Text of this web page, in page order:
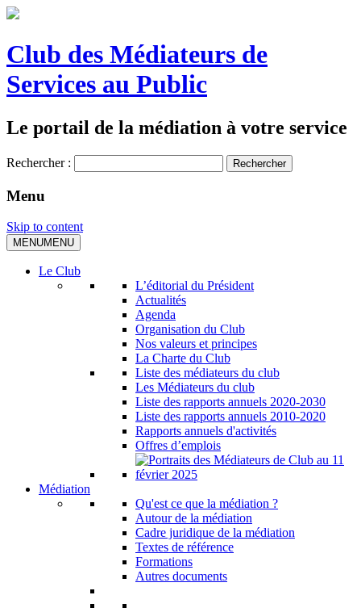
Club des Médiateurs de
Services au Public
Le portail de la médiation à votre service
Rechercher :
Menu
Skip to content
MENUMENU
Le Club
L’éditorial du Président
Actualités
Agenda
Organisation du Club
Nos valeurs et principes
La Charte du Club
Liste des médiateurs du club
Les Médiateurs du club
Liste des rapports annuels 2020-2030
Liste des rapports annuels 2010-2020
Rapports annuels d'activités
Offres d’emplois
Médiation
Qu'est ce que la médiation ?
Autour de la médiation
Cadre juridique de la médiation
Textes de référence
Formations
Autres documents